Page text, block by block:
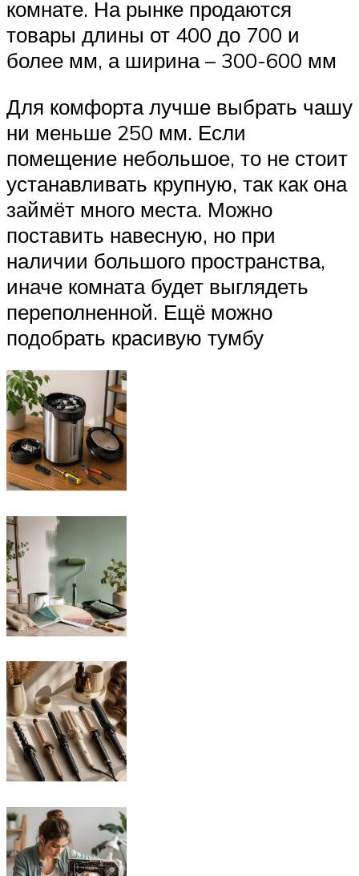
комнате. На рынке продаются
товары длины от 400 до 700 и
более мм, а ширина – 300-600 мм
Для комфорта лучше выбрать чашу
ни меньше 250 мм. Если
помещение небольшое, то не стоит
устанавливать крупную, так как она
займёт много места. Можно
поставить навесную, но при
наличии большого пространства,
иначе комната будет выглядеть
переполненной. Ещё можно
подобрать красивую тумбу